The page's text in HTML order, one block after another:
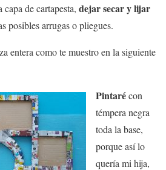
de cartapesta, dejar secar y lijar
posibles arrugas o pliegues.
entera como te muestro en la siguiente
Pintarécon
témpera negra
toda la base,
porque así lo
quería mi hija,